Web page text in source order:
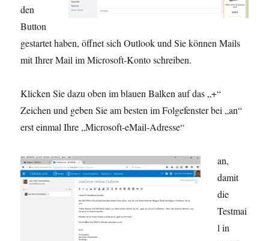
den
Button
gestartet haben, öffnet sich Outlook und Sie können Mails
mit Ihrer Mail im Microsoft-Konto schreiben.
Klicken Sie dazu oben im blauen Balken auf das „+“
Zeichen und geben Sie am besten im Folgefenster bei „an“
erst einmal Ihre „Microsoft-eMail-Adresse“
an,
damit
die
Testmai
l in